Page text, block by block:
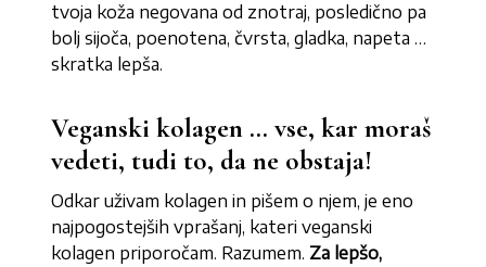
tvoja koža negovana od znotraj, posledično pa
bolj sijoča, poenotena, čvrsta, gladka, napeta …
skratka lepša.
Veganski kolagen … vse, kar moraš
vedeti, tudi to, da ne obstaja!
Odkar uživam kolagen in pišem o njem, je eno
najpogostejših vprašanj, kateri veganski
kolagen priporočam. Razumem. Za lepšo,